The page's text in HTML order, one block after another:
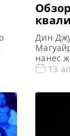
Обзор
Мира
Дин
нанес
Майкл
13